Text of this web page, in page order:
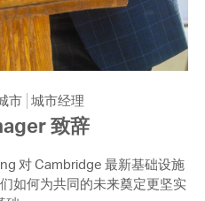
市 城市经理
致辞
对 Cambridge 最新基础设施
如何为共同的未来奠定更坚实